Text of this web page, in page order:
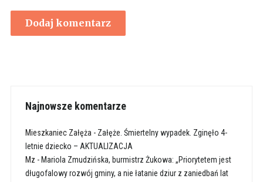
Najnowsze komentarze
Mieszkaniec Załęża - Załęże. Śmiertelny wypadek. Zginęło 4-
letnie dziecko – AKTUALIZACJA
Mz - Mariola Zmudzińska, burmistrz Żukowa: „Priorytetem jest
długofalowy rozwój gminy, a nie łatanie dziur z zaniedbań lat